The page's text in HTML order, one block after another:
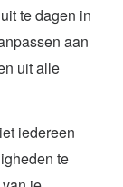
te dagen in
aan
uit alle
iedereen
te